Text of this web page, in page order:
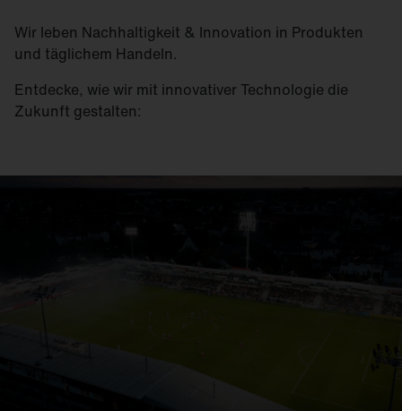
Wir leben Nachhaltigkeit & Innovation in Produkten
und täglichem Handeln.
Entdecke, wie wir mit innovativer Technologie die
Zukunft gestalten: